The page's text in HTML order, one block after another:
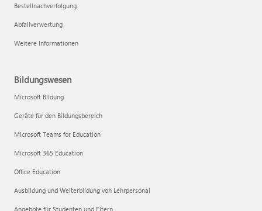
Bestellnachverfolgung
Abfallverwertung
Weitere Informationen
Bildungswesen
Microsoft Bildung
Geräte für den Bildungsbereich
Microsoft Teams for Education
Microsoft 365 Education
Office Education
Ausbildung und Weiterbildung von Lehrpersonal
Angebote für Studenten und Eltern